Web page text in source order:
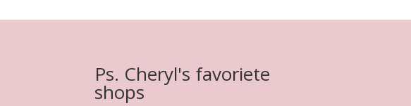
Ps. Cheryl's favoriete
shops